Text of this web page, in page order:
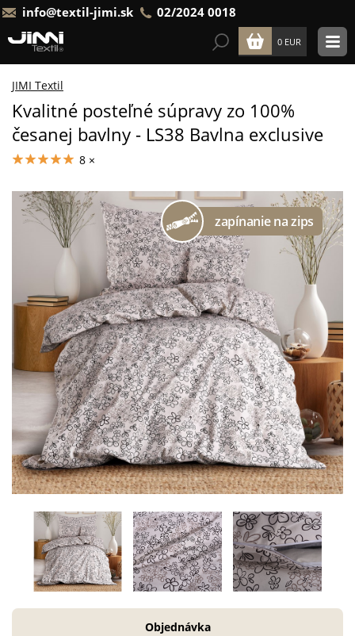
info@textil-jimi.sk 02/2024 0018
0 EUR
JIMI Textil
Kvalitné posteľné súpravy zo 100%
česanej bavlny - LS38 Bavlna exclusive
8 ×
Objednávka